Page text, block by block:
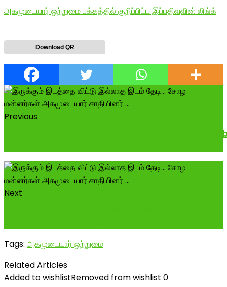
அகமுடையார் ஒற்றுமை பக்கத்தில் குறிப்பிட்ட இப்பதிவுவின் லிங்க்
Download QR
Previous
Next
Tags: அகமுடையார் ஒற்றுமை
Related Articles
Added to wishlistRemoved from wishlist 0